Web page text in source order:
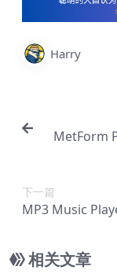
Harry
MetForm
下一篇
MP3 Music
相关文章